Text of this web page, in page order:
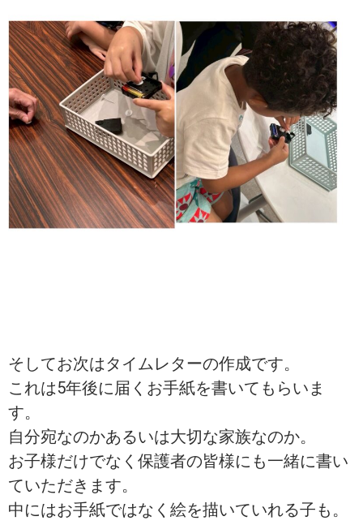
そしてお次はタイムレターの作成です。
これは5年後に届くお手紙を書いてもらいま
す。
自分宛なのかあるいは大切な家族なのか。
お子様だけでなく保護者の皆様にも一緒に書い
ていただきます。
中にはお手紙ではなく絵を描いていれる子も。